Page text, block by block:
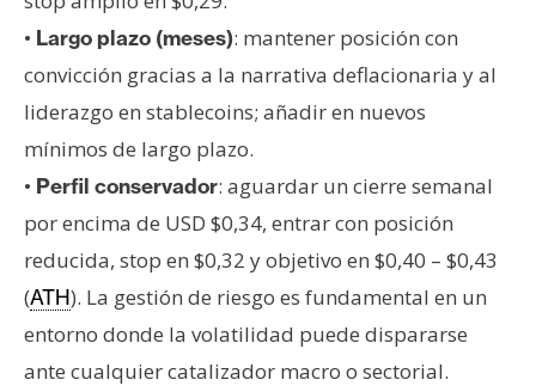
• Largo plazo (meses): mantener posición con
convicción gracias a la narrativa deflacionaria y al
liderazgo en stablecoins; añadir en nuevos
mínimos de largo plazo.
• Perfil conservador: aguardar un cierre semanal
por encima de USD $0,34, entrar con posición
reducida, stop en $0,32 y objetivo en $0,40 – $0,43
(ATH). La gestión de riesgo es fundamental en un
entorno donde la volatilidad puede dispararse
ante cualquier catalizador macro o sectorial.